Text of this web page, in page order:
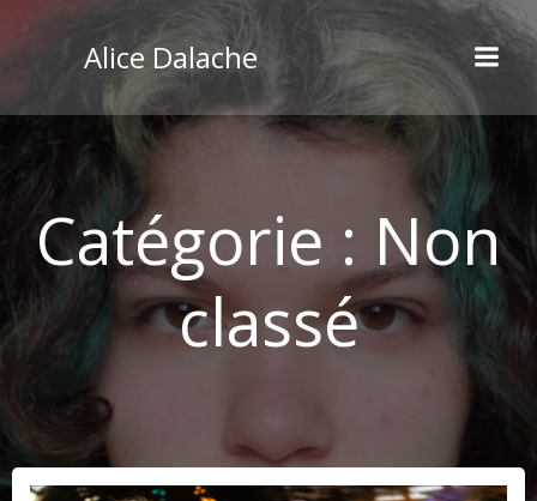
contenu
Alice Dalache
Catégorie : Non
classé